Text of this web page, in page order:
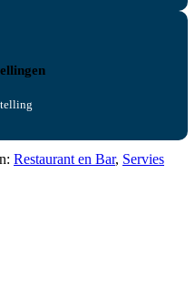
Restaurant en Bar, Servies